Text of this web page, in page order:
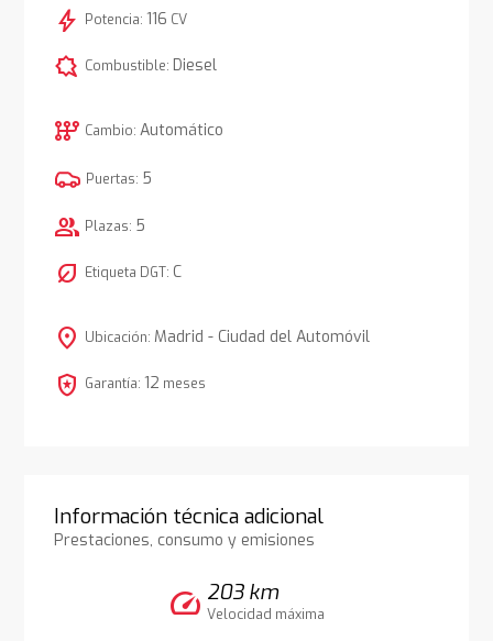
bolt Potencia: 116 CV
comic_bubble Combustible: Diesel
auto_transmission Cambio: Automático
Puertas: 5
group Plazas: 5
nest_eco_leaf Etiqueta DGT: C
location_on Ubicación: Madrid - Ciudad del Automóvil
local_police Garantía: 12 meses
Información técnica adicional
Prestaciones, consumo y emisiones
speed 203 km
Velocidad máxima